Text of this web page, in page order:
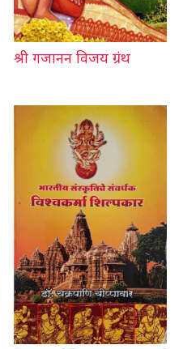
श्री गजानन विजय ग्रंथ